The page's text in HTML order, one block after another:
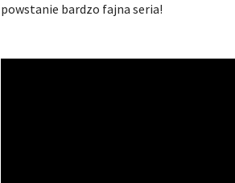
powstanie bardzo fajna seria!